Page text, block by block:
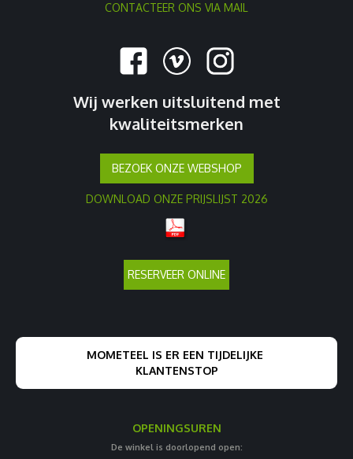
CONTACTEER ONS VIA MAIL
Wij werken uitsluitend met
kwaliteitsmerken
BEZOEK ONZE WEBSHOP
DOWNLOAD ONZE PRIJSLIJST 2026
RESERVEER ONLINE
MOMETEEL IS ER EEN TIJDELIJKE
KLANTENSTOP
OPENINGSUREN
De winkel is doorlopend open: